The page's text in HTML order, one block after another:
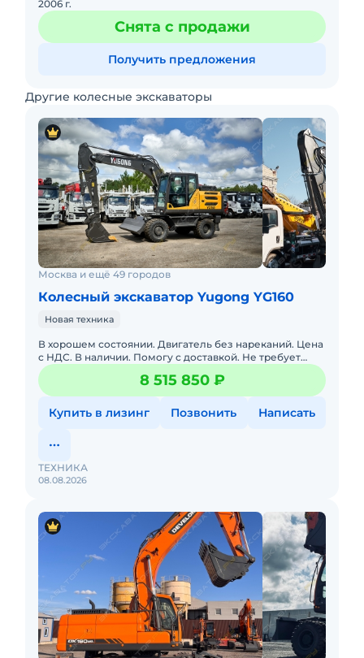
2006 г.
Снята с продажи
Получить предложения
Другие колесные экскаваторы
Москва и ещё 49 городов
Колесный экскаватор Yugong YG160
Новая техника
В хорошем состоянии. Двигатель без нареканий. Цена
с НДС. В наличии. Помогу с доставкой. Не требует
вложений. Обслуживалась у оф. дилера. Готова к
эксплуатации.
8 515 850 ₽
Купить в лизинг Позвонить Написать
08.08.2026
ТЕХНИКА